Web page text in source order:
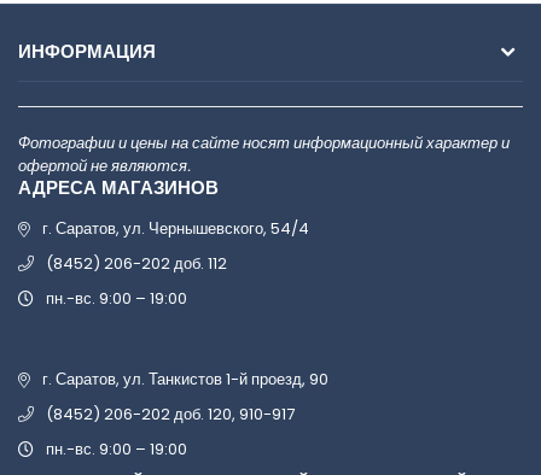
ИНФОРМАЦИЯ
Фотографии и цены на сайте носят информационный характер и
офертой не являются.
АДРЕСА МАГАЗИНОВ
г. Саратов, ул. Чернышевского, 54/4
(8452) 206-202 доб. 112
пн.-вс. 9:00 – 19:00
г. Саратов, ул. Танкистов 1-й проезд, 90
(8452) 206-202 доб. 120, 910-917
пн.-вс. 9:00 – 19:00